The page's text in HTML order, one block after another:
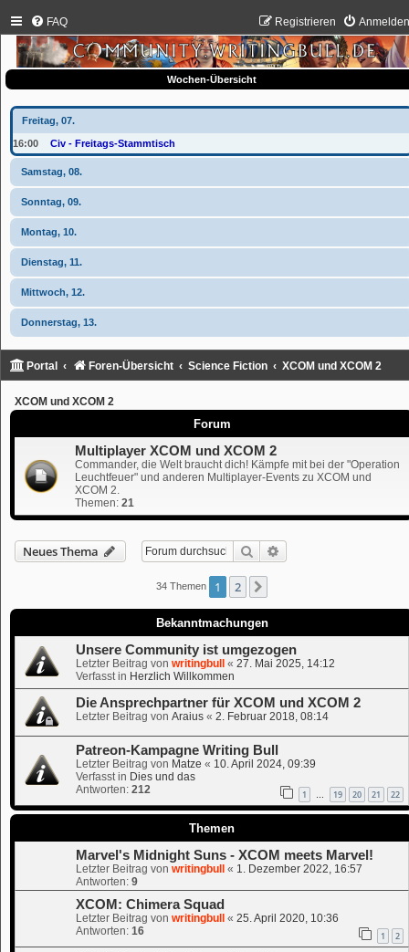
FAQ Registrieren
Wochen-Übersicht
Freitag, 07.
16:00 Civ - Freitags-Stammtisch
Samstag, 08.
Sonntag, 09.
Montag, 10.
Dienstag, 11.
Mittwoch, 12.
Donnerstag, 13.
Portal Foren-Übersicht Science Fiction XCOM und XCOM 2
XCOM und XCOM 2
Forum
Multiplayer XCOM und XCOM 2
Commander, die Welt braucht dich! Kämpfe mit bei der "Operation
Leuchtfeuer" und anderen Multiplayer-Events zu XCOM und
XCOM 2.
Themen: 21
Neues Thema Suche
34 Themen 1 2
Bekanntmachungen
Unsere Community ist umgezogen
Letzter Beitrag von writingbull « 27. Mai 2025, 14:12
Verfasst in Herzlich Willkommen
Die Ansprechpartner für XCOM und XCOM 2
Letzter Beitrag von Araius « 2. Februar 2018, 08:14
Patreon-Kampagne Writing Bull
Letzter Beitrag von Matze « 10. April 2024, 09:39
Verfasst in Dies und das
Antworten: 212 1 … 19 20 21 22
Themen
Marvel's Midnight Suns - XCOM meets Marvel!
Letzter Beitrag von writingbull « 1. Dezember 2022, 16:57
Antworten: 9
XCOM: Chimera Squad
Letzter Beitrag von writingbull « 25. April 2020, 10:36
Antworten: 16 1 2